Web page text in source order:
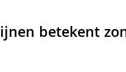
betekent